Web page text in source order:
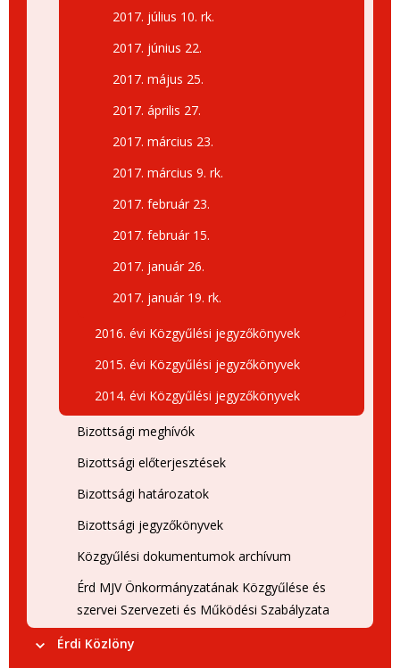
2017. július 10. rk.
2017. június 22.
2017. május 25.
2017. április 27.
2017. március 23.
2017. március 9. rk.
2017. február 23.
2017. február 15.
2017. január 26.
2017. január 19. rk.
2016. évi Közgyűlési jegyzőkönyvek
2015. évi Közgyűlési jegyzőkönyvek
2014. évi Közgyűlési jegyzőkönyvek
Bizottsági meghívók
Bizottsági előterjesztések
Bizottsági határozatok
Bizottsági jegyzőkönyvek
Közgyűlési dokumentumok archívum
Érd MJV Önkormányzatának Közgyűlése és
szervei Szervezeti és Működési Szabályzata
Érdi Közlöny